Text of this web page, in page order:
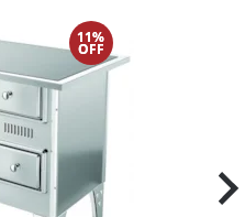
11%
OFF